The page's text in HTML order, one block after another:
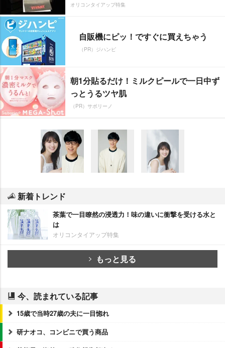
オリコンタイアップ特集
自販機にピッ！ですぐに買えちゃう
（PR）ジハンピ
朝1分貼るだけ！ミルクピールで一日中ず
っとうるツヤ肌
（PR）サボリーノ
新着トレンド
茶葉で一目瞭然の浸透力！味の違いに衝撃を受ける水と
は
オリコンタイアップ特集
もっと見る
今、読まれている記事
15歳で当時27歳の夫に一目惚れ
研ナオコ、コンビニで買う商品